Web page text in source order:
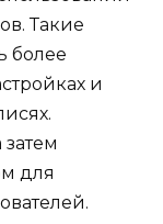
Такие
более
и
для